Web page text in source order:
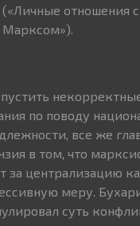
(«Личные отношения с
Марксом»).
по поводу
все же
в том, что
за централизацию
меру.
суть